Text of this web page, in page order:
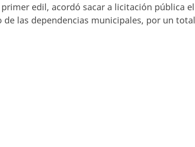
edil, acordó sacar a licitación pública el
las dependencias municipales, por un total